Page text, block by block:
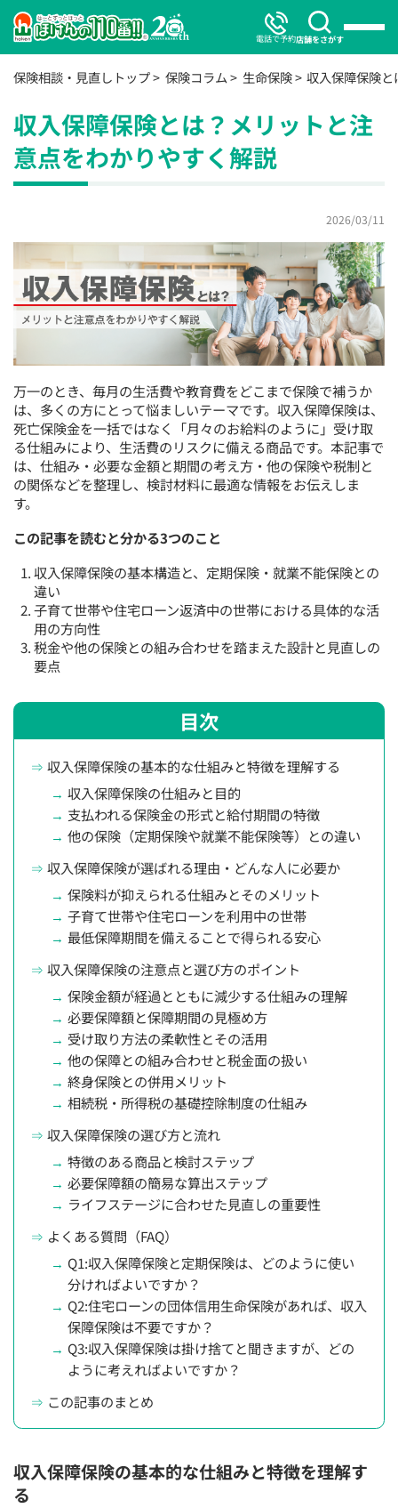
電話で予約店舗をさがす
保険相談・見直しトップ 保険コラム 生命保険 収入保障保険
収入保障保険とは？メリットと注
意点をわかりやすく解説
2026/03/11
万一のとき、毎月の生活費や教育費をどこまで保険で補うか
は、多くの方にとって悩ましいテーマです。収入保障保険は、
死亡保険金を一括ではなく「月々のお給料のように」受け取
る仕組みにより、生活費のリスクに備える商品です。本記事で
は、仕組み・必要な金額と期間の考え方・他の保険や税制と
の関係などを整理し、検討材料に最適な情報をお伝えしま
す。
この記事を読むと分かる3つのこと
収入保障保険の基本構造と、定期保険・就業不能保険との
違い
子育て世帯や住宅ローン返済中の世帯における具体的な活
用の方向性
税金や他の保険との組み合わせを踏まえた設計と見直しの
要点
目次
収入保障保険の基本的な仕組みと特徴を理解する
収入保障保険の仕組みと目的
支払われる保険金の形式と給付期間の特徴
他の保険（定期保険や就業不能保険等）との違い
収入保障保険が選ばれる理由・どんな人に必要か
保険料が抑えられる仕組みとそのメリット
子育て世帯や住宅ローンを利用中の世帯
最低保障期間を備えることで得られる安心
収入保障保険の注意点と選び方のポイント
保険金額が経過とともに減少する仕組みの理解
必要保障額と保障期間の見極め方
受け取り方法の柔軟性とその活用
他の保障との組み合わせと税金面の扱い
終身保険との併用メリット
相続税・所得税の基礎控除制度の仕組み
収入保障保険の選び方と流れ
特徴のある商品と検討ステップ
必要保障額の簡易な算出ステップ
ライフステージに合わせた見直しの重要性
よくある質問（FAQ）
Q1:収入保障保険と定期保険は、どのように使い
分ければよいですか？
Q2:住宅ローンの団体信用生命保険があれば、収入
保障保険は不要ですか？
Q3:収入保障保険は掛け捨てと聞きますが、どの
ように考えればよいですか？
この記事のまとめ
収入保障保険の基本的な仕組みと特徴を理解す
る